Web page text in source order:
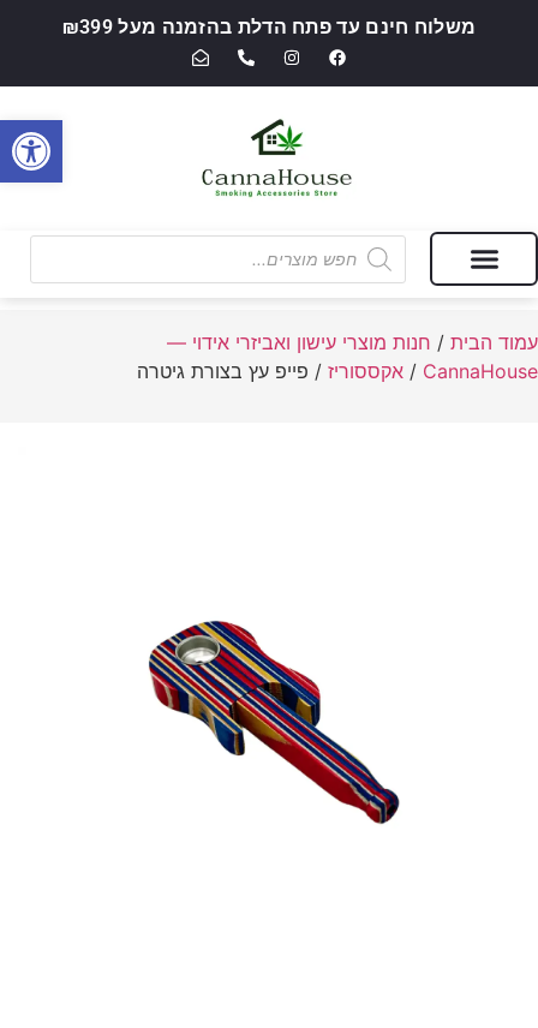
משלוח חינם עד פתח הדלת בהזמנה מעל ₪399
עמוד הבית / חנות מוצרי עישון ואביזרי אידוי —
CannaHouse
/ אקססוריז / פייפ עץ בצורת גיטרה
פתח